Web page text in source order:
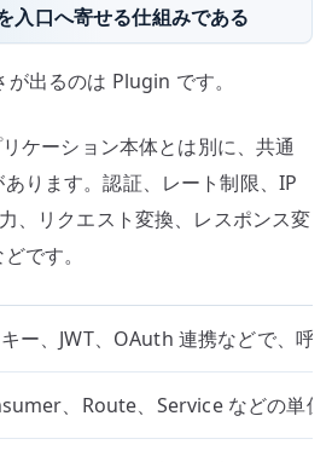
入口へ寄せる仕組みである
出るのは Plugin です。
ケーション本体とは別に、共通
ります。認証、レート制限、IP
、リクエスト変換、レスポンス変
です。
ー、JWT、OAuth 連携などで、呼
、Route、Service などの単位